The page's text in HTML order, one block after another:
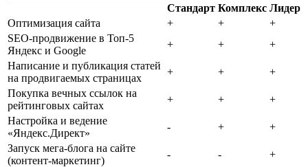
Стандарт Комплекс Лидер
Оптимизация сайта
+ +
+
SEO-продвижение в Топ-5
Яндекс и Google
+ +
+
Написание и публикация статей
на продвигаемых страницах
+ +
+
Покупка вечных ссылок на
рейтинговых сайтах
+ +
+
Настройка и ведение
«Яндекс.Директ»
- +
+
Запуск мега-блога на сайте
(контент-маркетинг)
- -
+